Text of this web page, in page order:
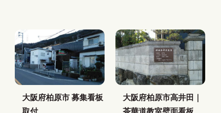
大阪府柏原市 募集看板
取付
大阪府柏原市高井田｜
茶華道教室壁面看板